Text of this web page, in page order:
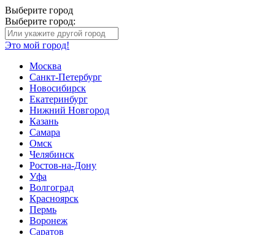
Выберите город
Выберите город:
Это мой город!
Москва
Санкт-Петербург
Новосибирск
Екатеринбург
Нижний Новгород
Казань
Самара
Омск
Челябинск
Ростов-на-Дону
Уфа
Волгоград
Красноярск
Пермь
Воронеж
Саратов